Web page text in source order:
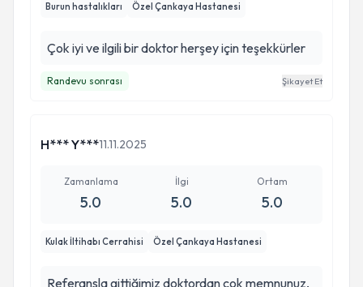
Burun hastalıkları Özel Çankaya Hastanesi
Çok iyi ve ilgili bir doktor herşey için teşekkürler
Randevu sonrası Şikayet Et
H*** Y***11.11.2025
Zamanlama
5.0
İlgi
5.0
Ortam
5.0
Kulak İltihabı Cerrahisi Özel Çankaya Hastanesi
Referansla gittiğimiz doktordan çok memnunuz,